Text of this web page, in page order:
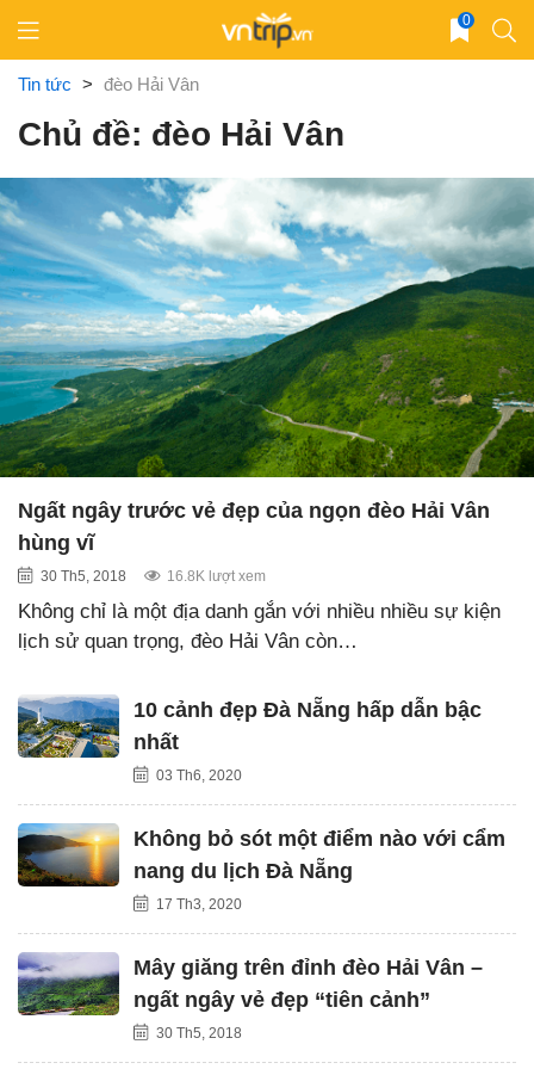
content
0
Tin tức > đèo Hải Vân
Chủ đề: đèo Hải Vân
Ngất ngây trước vẻ đẹp của ngọn đèo Hải Vân
hùng vĩ
30 Th5, 2018 16.8K lượt xem
Không chỉ là một địa danh gắn với nhiều nhiều sự kiện
lịch sử quan trọng, đèo Hải Vân còn…
10 cảnh đẹp Đà Nẵng hấp dẫn bậc
nhất
03 Th6, 2020
Không bỏ sót một điểm nào với cẩm
nang du lịch Đà Nẵng
17 Th3, 2020
Mây giăng trên đỉnh đèo Hải Vân –
ngất ngây vẻ đẹp “tiên cảnh”
30 Th5, 2018